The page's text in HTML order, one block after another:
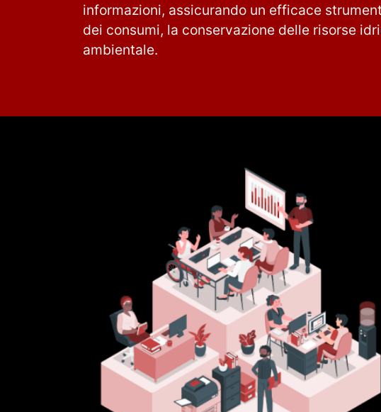
informazioni, assicurando un efficace
dei consumi, la conservazione delle risorse
ambientale.